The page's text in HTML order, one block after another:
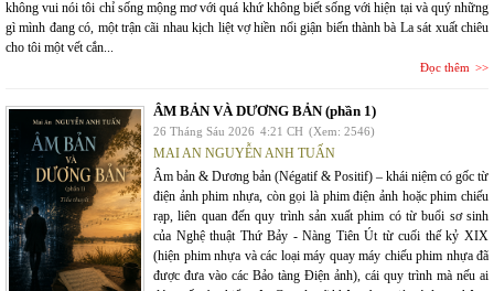
không vui nói tôi chỉ sống mộng mơ với quá khứ không biết sống với hiện tại và quý những
gì mình đang có, một trận cãi nhau kịch liệt vợ hiền nổi giận biến thành bà La sát xuất chiêu
cho tôi một vết cắn...
Đọc thêm
ÂM BẢN VÀ DƯƠNG BẢN (phần 1)
26 Tháng Sáu 2026 4:21 CH (Xem: 2546)
MAI AN NGUYỄN ANH TUẤN
Âm bản & Dương bản (Négatif & Positif) – khái niệm có gốc từ
điện ảnh phim nhựa, còn gọi là phim điện ảnh hoặc phim chiếu
rạp, liên quan đến quy trình sản xuất phim có từ buổi sơ sinh
của Nghệ thuật Thứ Bảy - Nàng Tiên Út từ cuối thế kỷ XIX
(hiện phim nhựa và các loại máy quay máy chiếu phim nhựa đã
được đưa vào các Bảo tàng Điện ảnh), cái quy trình mà nếu ai